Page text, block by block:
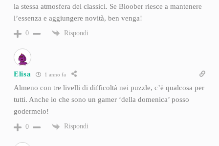
la stessa atmosfera dei classici. Se Bloober riesce a mantenere
l’essenza e aggiungere novità, ben venga!
0 Rispondi
Elisa 1 anno fa
Almeno con tre livelli di difficoltà nei puzzle, c’è qualcosa per
tutti. Anche io che sono un gamer ‘della domenica’ posso
godermelo!
0 Rispondi